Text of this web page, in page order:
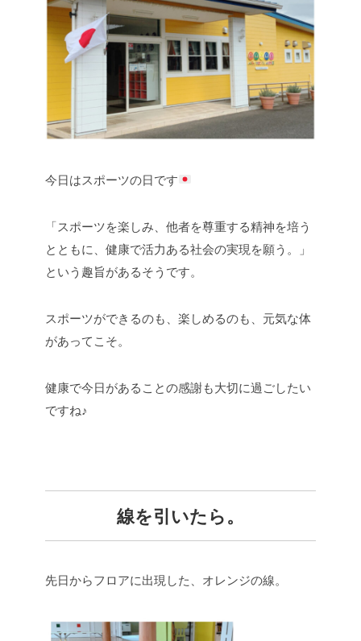
今日はスポーツの日です
「スポーツを楽しみ、他者を尊重する精神を培う
とともに、健康で活力ある社会の実現を願う。」
という趣旨があるそうです。
スポーツができるのも、楽しめるのも、元気な体
があってこそ。
健康で今日があることの感謝も大切に過ごしたい
ですね♪
線を引いたら。
先日からフロアに出現した、オレンジの線。